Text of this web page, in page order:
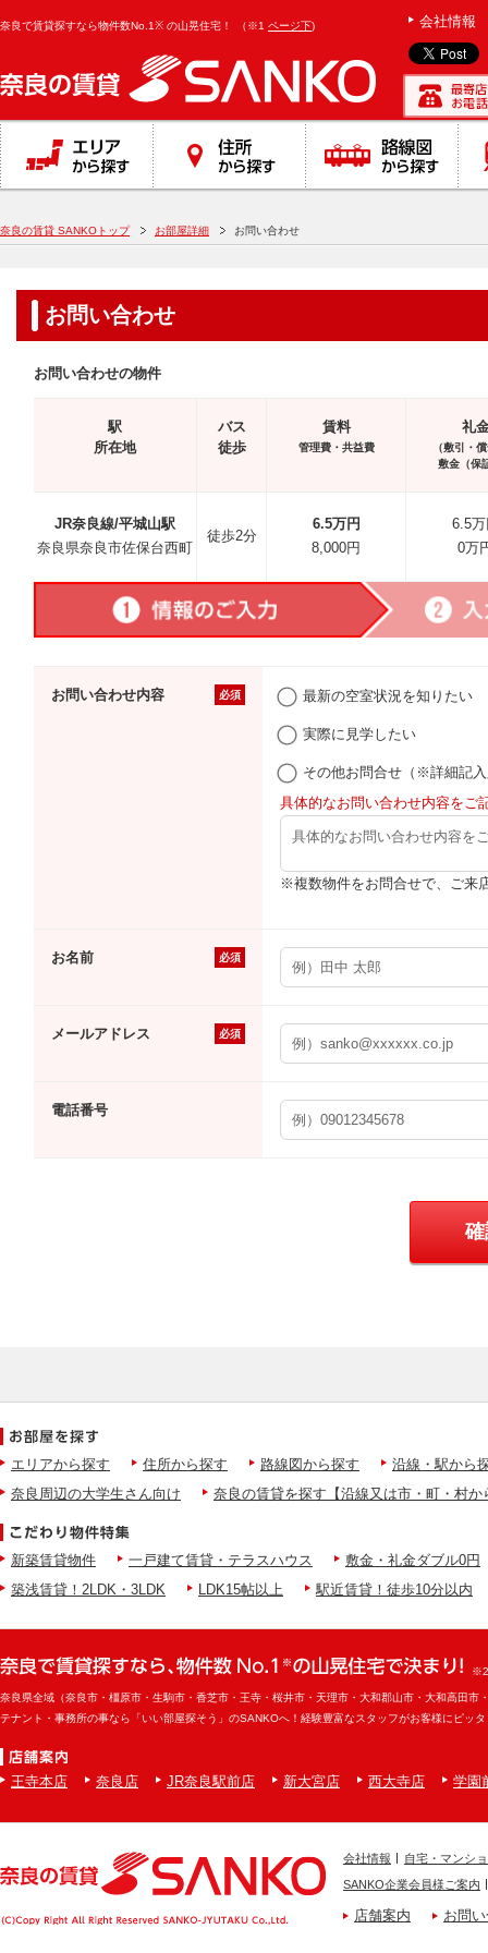
奈良で賃貸探すなら物件数No.1※ の山晃住宅！ （※1 ページ下) 会社情報
奈良の賃貸 SANKOトップ お部屋詳細 お問い合わせ
お問い合わせ
お問い合わせの物件
駅
所在地
バス
徒歩
賃料
管理費・共益費
礼
（敷引・
敷金（保
JR奈良線/平城山駅
奈良県奈良市佐保台西町
徒歩2分
6.5万円
8,000円
6.5万
0万
お問い合わせ内容 必須 最新の空室状況を知りたい
実際に見学したい
その他お問合せ（※詳細記
具体的なお問い合わせ内容をご
※複数物件をお問合せで、ご来
お名前 必須
メールアドレス 必須
電話番号
エリアから探す 住所から探す 路線図から探す
沿線・駅から
奈良周辺の大学生さん向け
奈良の賃貸を探す【沿線又は市・町・村か
新築賃貸物件 一戸建て賃貸・テラスハウス
敷金・礼金ダブル0円
築浅賃貸！2LDK・3LDK
LDK15帖以上 駅近賃貸！徒歩10分以内
奈良県全域（奈良市・橿原市・生駒市・香芝市・王寺・桜井市・天理市・大和郡山市・大和高田
テナント・事務所の事なら「いい部屋探そう」のSANKOへ！経験豊富なスタッフがお客様にピッ
王寺本店 奈良店 JR奈良駅前店 新大宮店 西大寺店 学園
会社情報
自宅・マンシ
SANKO企業会員様ご案内
店舗案内 お問